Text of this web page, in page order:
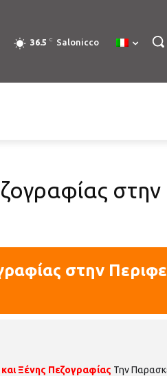
36.5 C Salonicco
στην
Ξένης Πεζογραφίας Την